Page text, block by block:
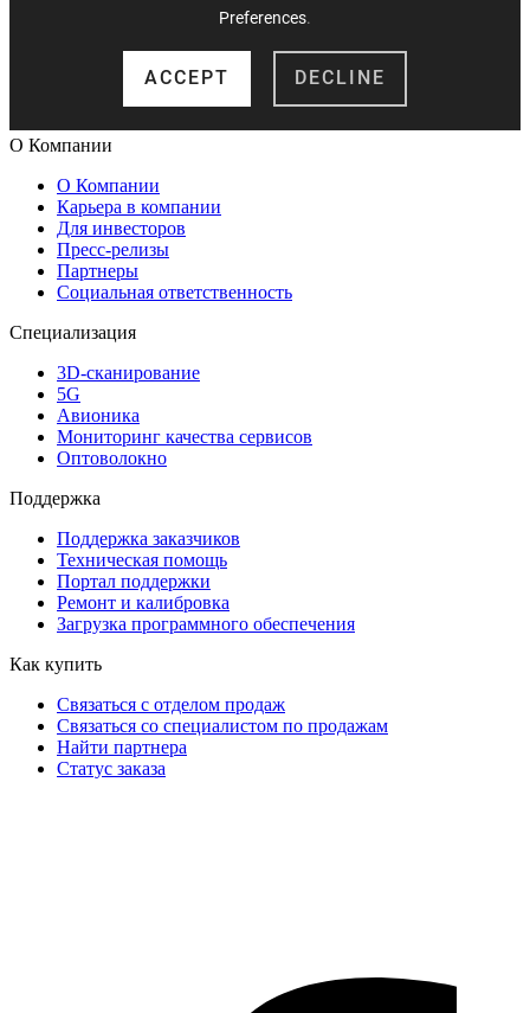
О Компании
О Компании
Карьера в компании
Для инвесторов
Пресс-релизы
Партнеры
Социальная ответственность
Специализация
3D-сканирование
5G
Авионика
Мониторинг качества сервисов
Оптоволокно
Поддержка
Поддержка заказчиков
Техническая помощь
Портал поддержки
Ремонт и калибровка
Загрузка программного обеспечения
Как купить
Связаться с отделом продаж
Связаться со специалистом по продажам
Найти партнера
Статус заказа